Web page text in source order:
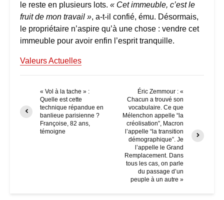
le reste en plusieurs lots. « Cet immeuble, c’est le
fruit de mon travail », a-t-il confié, ému. Désormais,
le propriétaire n’aspire qu’à une chose : vendre cet
immeuble pour avoir enfin l’esprit tranquille.
Valeurs Actuelles
« Vol à la tache » :
Quelle est cette
technique répandue en
banlieue parisienne ?
Françoise, 82 ans,
témoigne
Éric Zemmour : «
Chacun a trouvé son
vocabulaire. Ce que
Mélenchon appelle “la
créolisation”, Macron
l’appelle “la transition
démographique”. Je
l’appelle le Grand
Remplacement. Dans
tous les cas, on parle
du passage d’un
peuple à un autre »